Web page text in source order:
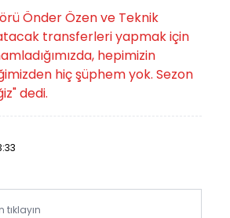
Önder Özen ve Teknik
transferleri yapmak için
hepimizin
hiç şüphem yok. Sezon
dedi.